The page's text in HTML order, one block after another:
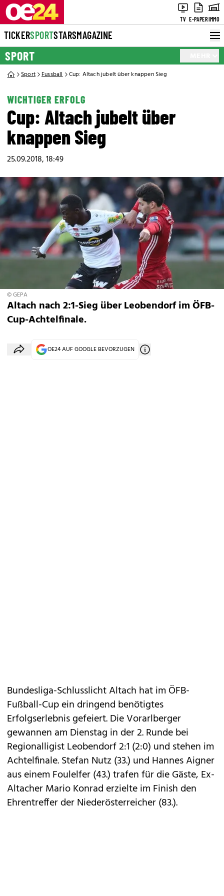
TV E-PAPERIMMO
TICKERSPORTSTARSMAGAZINE
SPORT
Sport Fussball Cup: Altach jubelt über knappen Sieg
WICHTIGER ERFOLG
Cup: Altach jubelt über
knappen Sieg
25.09.2018, 18:49
© GEPA
Altach nach 2:1-Sieg über Leobendorf im ÖFB-
Cup-Achtelfinale.
OE24 AUF GOOGLE BEVORZUGEN
Bundesliga-Schlusslicht Altach hat im ÖFB-
Fußball-Cup ein dringend benötigtes
Erfolgserlebnis gefeiert. Die Vorarlberger
gewannen am Dienstag in der 2. Runde bei
Regionalligist Leobendorf 2:1 (2:0) und stehen im
Achtelfinale. Stefan Nutz (33.) und Hannes Aigner
aus einem Foulelfer (43.) trafen für die Gäste, Ex-
Altacher Mario Konrad erzielte im Finish den
Ehrentreffer der Niederösterreicher (83.).